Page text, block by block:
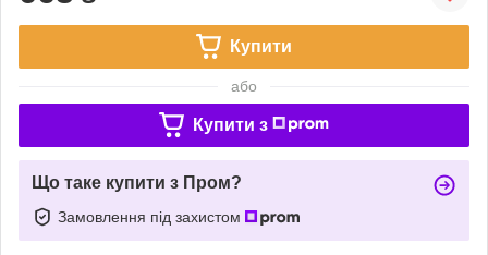
Купити
або
Купити з
Що таке купити з Пром?
Замовлення під захистом